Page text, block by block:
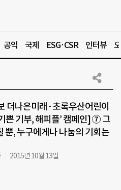
공익 국제 ESG·CSR 인터뷰
더나은미래·초록우산어린이
쁜 기부, 해피플’ 캠페인] ⑦ 그
뿐, 누구에게나 나눔의 기회는
2015년 10월 13일